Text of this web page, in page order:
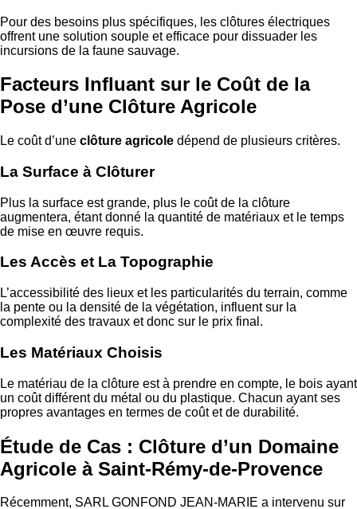
Pour des besoins plus spécifiques, les clôtures électriques
offrent une solution souple et efficace pour dissuader les
incursions de la faune sauvage.
Facteurs Influant sur le Coût de la
Pose d’une Clôture Agricole
Le coût d’une clôture agricole dépend de plusieurs critères.
La Surface à Clôturer
Plus la surface est grande, plus le coût de la clôture
augmentera, étant donné la quantité de matériaux et le temps
de mise en œuvre requis.
Les Accès et La Topographie
L’accessibilité des lieux et les particularités du terrain, comme
la pente ou la densité de la végétation, influent sur la
complexité des travaux et donc sur le prix final.
Les Matériaux Choisis
Le matériau de la clôture est à prendre en compte, le bois ayant
un coût différent du métal ou du plastique. Chacun ayant ses
propres avantages en termes de coût et de durabilité.
Étude de Cas : Clôture d’un Domaine
Agricole à Saint-Rémy-de-Provence
Récemment, SARL GONFOND JEAN-MARIE a intervenu sur